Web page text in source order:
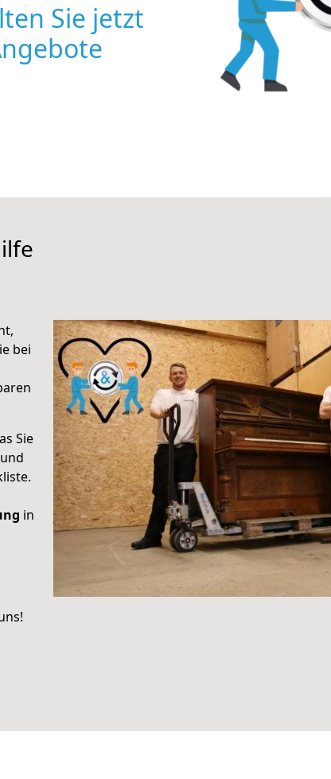
Sie jetzt
bei
Sie
in